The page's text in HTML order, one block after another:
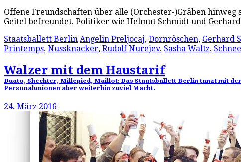
Offene Freundschaften über alle (Orchester-)Gräben
Geitel befreundet. Politiker wie Helmut Schmidt und
Staatsballett Berlin Angelin Preljocaj, Dornröschen, Gerhard
Printemps, Nussknacker, Rudolf Nurejev, Sasha Waltz,
Walzer mit dem Haustarif
Duato, Shechter, Millepied, Maillot: Das Staatsballett Berlin tanzt mit
Personalunionen aber weiterhin zuviel Macht.
24. März 2016